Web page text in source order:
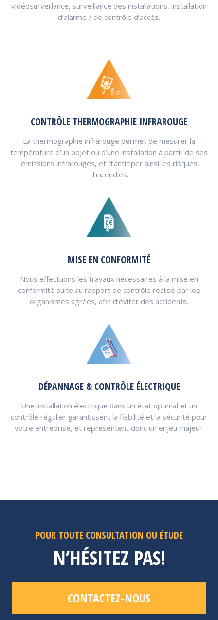
vidéosurveillance, surveillance des installations, installation
d’alarme / de contrôle d’accès.
CONTRÔLE THERMOGRAPHIE INFRAROUGE
La thermographie infrarouge permet de mesurer la
température d’un objet ou d’une installation à partir de ses
émissions infrarouges, et d’anticiper ainsi les risques
d’incendies.
MISE EN CONFORMITÉ
Nous effectuons les travaux nécessaires à la mise en
conformité suite au rapport de contrôle réalisé par les
organismes agréés, afin d’éviter des accidents.
DÉPANNAGE & CONTRÔLE ÉLECTRIQUE
Une installation électrique dans un état optimal et un
contrôle régulier garantissent la fiabilité et la sécurité pour
votre entreprise, et représentent donc un enjeu majeur.
POUR TOUTE CONSULTATION OU ÉTUDE
N’HÉSITEZ PAS!
CONTACTEZ-NOUS